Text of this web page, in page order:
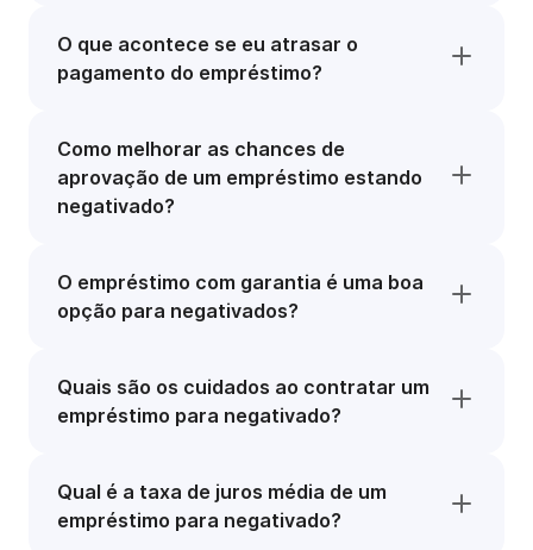
O que acontece se eu atrasar o
pagamento do empréstimo?
Como melhorar as chances de
aprovação de um empréstimo estando
negativado?
O empréstimo com garantia é uma boa
opção para negativados?
Quais são os cuidados ao contratar um
empréstimo para negativado?
Qual é a taxa de juros média de um
empréstimo para negativado?